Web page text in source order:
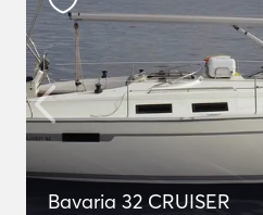
Bavaria 32 CRUISER